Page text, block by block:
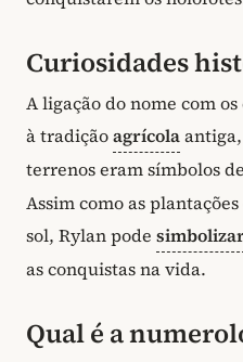
Curiosidades
A ligação do nome com
à tradiçãoagrícolaantiga,
terrenos eram símbolos de
Assim como as
sol, Rylan pode
as conquistas na vida.
Qual é a